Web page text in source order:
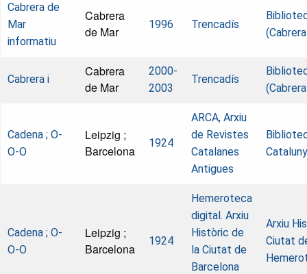
Cabrera de
Mar
informatiu
Cabrera
de Mar
1996 Trencadís
Cabrera i
Cabrera
de Mar
2000-
2003
Trencadís
Cadena ; O-
O-O
Leipzig ;
Barcelona
1924
ARCA, Arxiu
de Revistes
Catalanes
Antigues
Cadena ; O-
O-O
Leipzig ;
Barcelona
1924
Hemeroteca
digital. Arxiu
Històric de
la Ciutat de
Barcelona
Arxiu
Ciutat